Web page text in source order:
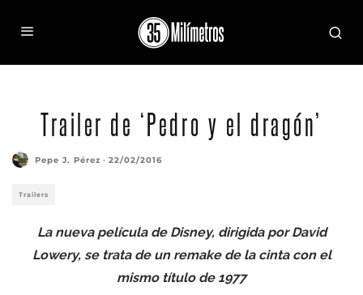
Trailer de ‘Pedro y el dragón’
Pepe J. Pérez · 22/02/2016
Trailers
La nueva película de Disney, dirigida por David
Lowery, se trata de un remake de la cinta con el
mismo título de 1977